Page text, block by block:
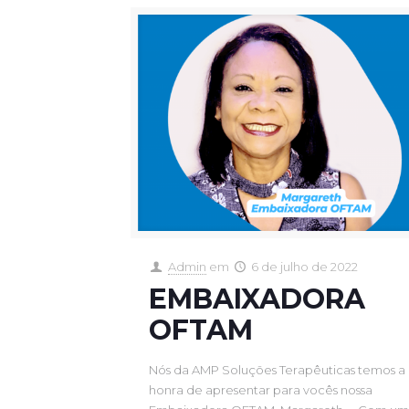
Admin em 6 de julho de 2022
EMBAIXADORA
OFTAM
Nós da AMP Soluções Terapêuticas temos a
honra de apresentar para vocês nossa